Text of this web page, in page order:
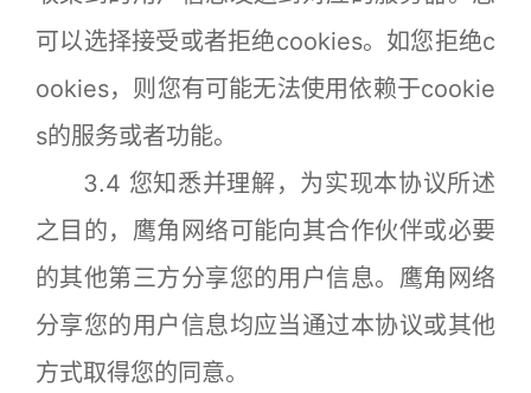
可以选择接受或者拒绝cookies。如您拒绝c
ookies，则您有可能无法使用依赖于cookie
s的服务或者功能。
3.4 您知悉并理解，为实现本协议所述
之目的，鹰角网络可能向其合作伙伴或必要
的其他第三方分享您的用户信息。鹰角网络
分享您的用户信息均应当通过本协议或其他
方式取得您的同意。